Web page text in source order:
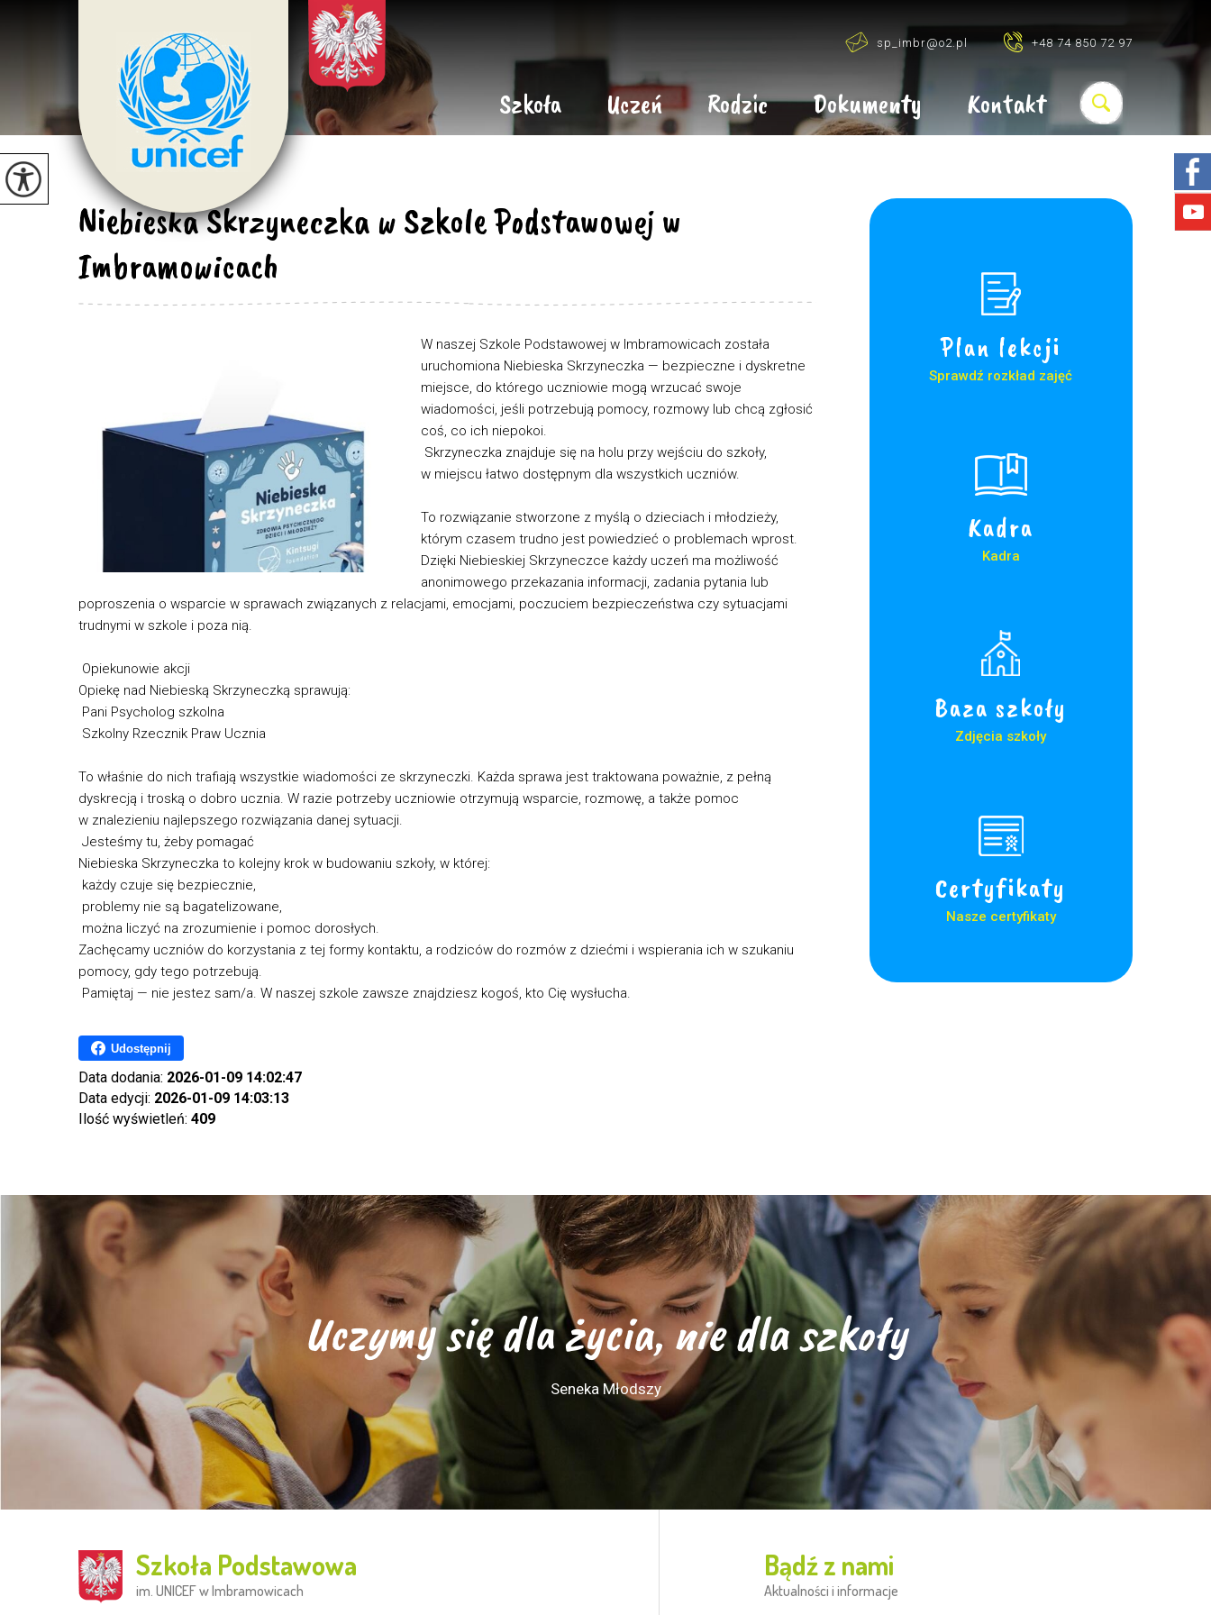
sp_imbr@o2.pl +48 74 850 72 97
Szkoła Uczeń Rodzic Dokumenty Kontakt
Niebieska Skrzyneczka w Szkole Podstawowej w
Imbramowicach
W naszej Szkole Podstawowej w Imbramowicach została
uruchomiona Niebieska Skrzyneczka — bezpieczne i dyskretne
miejsce, do którego uczniowie mogą wrzucać swoje
wiadomości, jeśli potrzebują pomocy, rozmowy lub chcą zgłosić
coś, co ich niepokoi.
Skrzyneczka znajduje się na holu przy wejściu do szkoły,
w miejscu łatwo dostępnym dla wszystkich uczniów.
To rozwiązanie stworzone z myślą o dzieciach i młodzieży,
którym czasem trudno jest powiedzieć o problemach wprost.
Dzięki Niebieskiej Skrzyneczce każdy uczeń ma możliwość
anonimowego przekazania informacji, zadania pytania lub
poproszenia o wsparcie w sprawach związanych z relacjami, emocjami, poczuciem bezpieczeństwa czy sytuacjami
trudnymi w szkole i poza nią.
Opiekunowie akcji
Opiekę nad Niebieską Skrzyneczką sprawują:
Pani Psycholog szkolna
Szkolny Rzecznik Praw Ucznia
To właśnie do nich trafiają wszystkie wiadomości ze skrzyneczki. Każda sprawa jest traktowana poważnie, z pełną
dyskrecją i troską o dobro ucznia. W razie potrzeby uczniowie otrzymują wsparcie, rozmowę, a także pomoc
w znalezieniu najlepszego rozwiązania danej sytuacji.
Jesteśmy tu, żeby pomagać
Niebieska Skrzyneczka to kolejny krok w budowaniu szkoły, w której:
każdy czuje się bezpiecznie,
problemy nie są bagatelizowane,
można liczyć na zrozumienie i pomoc dorosłych.
Zachęcamy uczniów do korzystania z tej formy kontaktu, a rodziców do rozmów z dziećmi i wspierania ich w szukaniu
pomocy, gdy tego potrzebują.
Pamiętaj — nie jestez sam/a. W naszej szkole zawsze znajdziesz kogoś, kto Cię wysłucha.
Udostępnij
Data dodania: 2026-01-09 14:02:47
Data edycji: 2026-01-09 14:03:13
Ilość wyświetleń: 409
Plan lekcji
Sprawdź rozkład zajęć
Kadra
Kadra
Baza szkoły
Zdjęcia szkoły
Certyfikaty
Nasze certyfikaty
Uczymy się dla życia, nie dla szkoły
Seneka Młodszy
Szkoła Podstawowa
im. UNICEF w Imbramowicach
Bądź z nami
Aktualności i informacje